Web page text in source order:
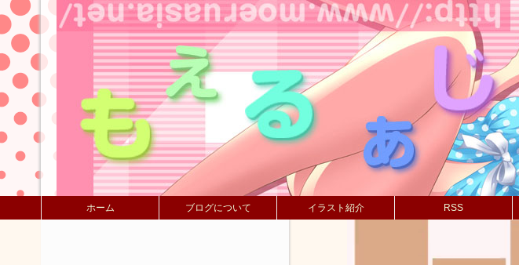
ホーム ブログについて イラスト紹介 RSS